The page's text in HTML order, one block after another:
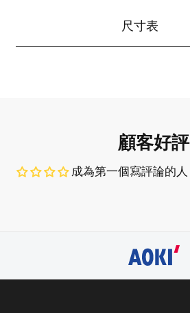
尺寸表
顧客好評
成為第一個寫評論的人